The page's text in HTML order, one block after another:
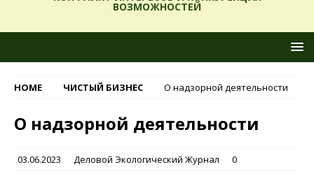
ВОЗМОЖНОСТЕЙ
HOME ЧИСТЫЙ БИЗНЕС О надзорной деятельности
О надзорной деятельности
03.06.2023 Деловой Экологический Журнал 0